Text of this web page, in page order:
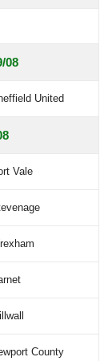
08
United
Vale
County